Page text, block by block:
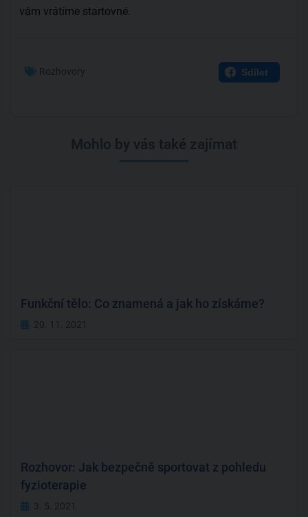
vám vrátíme startovné.
Rozhovory Sdílet
Mohlo by vás také zajímat
Funkční tělo: Co znamená a jak ho získáme?
20. 11. 2021
Rozhovor: Jak bezpečně sportovat z pohledu
fyzioterapie
3. 5. 2021